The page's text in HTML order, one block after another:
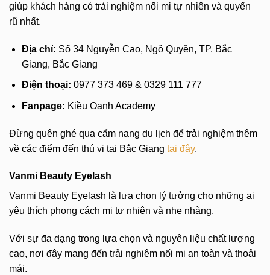
giúp khách hàng có trải nghiệm nối mi tự nhiên và quyến
rũ nhất.
Địa chỉ: Số 34 Nguyễn Cao, Ngô Quyền, TP. Bắc
Giang, Bắc Giang
Điện thoại: 0977 373 469 & 0329 111 777
Fanpage: Kiều Oanh Academy
Đừng quên ghé qua cẩm nang du lịch để trải nghiệm thêm
về các điểm đến thú vị tại Bắc Giang tại đây.
Vanmi Beauty Eyelash
Vanmi Beauty Eyelash là lựa chọn lý tưởng cho những ai
yêu thích phong cách mi tự nhiên và nhẹ nhàng.
Với sự đa dạng trong lựa chọn và nguyên liệu chất lượng
cao, nơi đây mang đến trải nghiệm nối mi an toàn và thoải
mái.